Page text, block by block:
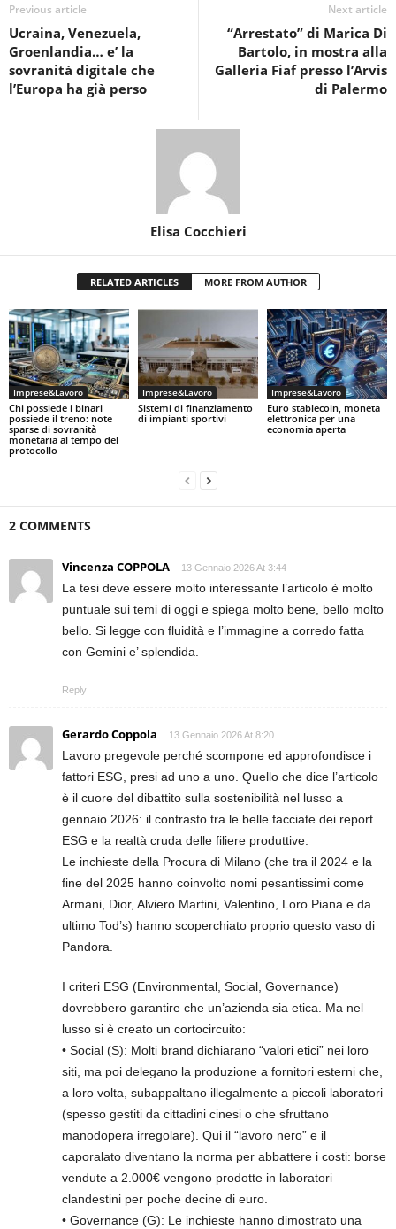
Previous article
Ucraina, Venezuela,
Groenlandia… e’ la
sovranità digitale che
l’Europa ha già perso
Next article
“Arrestato” di Marica Di
Bartolo, in mostra alla
Galleria Fiaf presso l’Arvis
di Palermo
Elisa Cocchieri
RELATED ARTICLES MORE FROM AUTHOR
Imprese&Lavoro
Chi possiede i binari
possiede il treno: note
sparse di sovranità
monetaria al tempo del
protocollo
Imprese&Lavoro
Sistemi di finanziamento
di impianti sportivi
Imprese&Lavoro
Euro stablecoin, moneta
elettronica per una
economia aperta
2 COMMENTS
Vincenza COPPOLA 13 Gennaio 2026 At 3:44
La tesi deve essere molto interessante l’articolo è molto
puntuale sui temi di oggi e spiega molto bene, bello molto
bello. Si legge con fluidità e l’immagine a corredo fatta
con Gemini e’ splendida.
Reply
Gerardo Coppola 13 Gennaio 2026 At 8:20
Lavoro pregevole perché scompone ed approfondisce i
fattori ESG, presi ad uno a uno. Quello che dice l’articolo
è il cuore del dibattito sulla sostenibilità nel lusso a
gennaio 2026: il contrasto tra le belle facciate dei report
ESG e la realtà cruda delle filiere produttive.
Le inchieste della Procura di Milano (che tra il 2024 e la
fine del 2025 hanno coinvolto nomi pesantissimi come
Armani, Dior, Alviero Martini, Valentino, Loro Piana e da
ultimo Tod’s) hanno scoperchiato proprio questo vaso di
Pandora.
I criteri ESG (Environmental, Social, Governance)
dovrebbero garantire che un’azienda sia etica. Ma nel
lusso si è creato un cortocircuito:
• Social (S): Molti brand dichiarano “valori etici” nei loro
siti, ma poi delegano la produzione a fornitori esterni che,
a loro volta, subappaltano illegalmente a piccoli laboratori
(spesso gestiti da cittadini cinesi o che sfruttano
manodopera irregolare). Qui il “lavoro nero” e il
caporalato diventano la norma per abbattere i costi: borse
vendute a 2.000€ vengono prodotte in laboratori
clandestini per poche decine di euro.
• Governance (G): Le inchieste hanno dimostrato una